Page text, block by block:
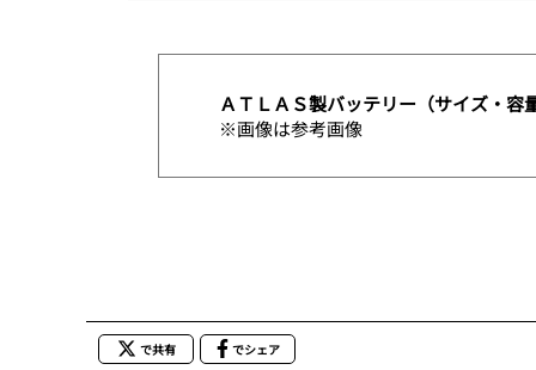
ＡＴＬＡＳ製バッテリー（サイズ・容
※画像は参考画像
で共有 でシェア